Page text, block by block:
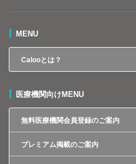
MENU
Calooとは？
医療機関向けMENU
無料医療機関会員登録のご案内
プレミアム掲載のご案内